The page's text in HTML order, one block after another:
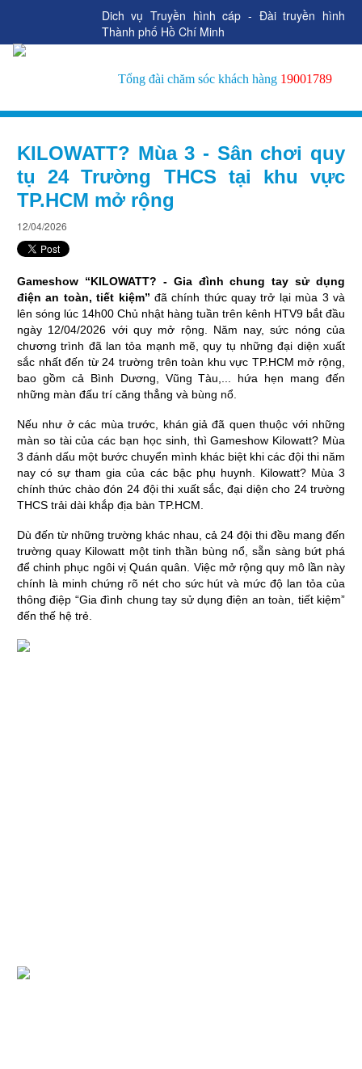
Dich vụ Truyền hình cáp - Đài truyền hình
Thành phố Hồ Chí Minh
Tổng đài chăm sóc khách hàng 19001789
KILOWATT? Mùa 3 - Sân chơi quy
tụ 24 Trường THCS tại khu vực
TP.HCM mở rộng
12/04/2026
Gameshow “KILOWATT? - Gia đình chung tay sử dụng
điện an toàn, tiết kiệm” đã chính thức quay trở lại mùa 3 và
lên sóng lúc 14h00 Chủ nhật hàng tuần trên kênh HTV9 bắt đầu
ngày 12/04/2026 với quy mở rộng. Năm nay, sức nóng của
chương trình đã lan tỏa mạnh mẽ, quy tụ những đại diện xuất
sắc nhất đến từ 24 trường trên toàn khu vực TP.HCM mở rộng,
bao gồm cả Bình Dương, Vũng Tàu,... hứa hẹn mang đến
những màn đấu trí căng thẳng và bùng nổ.
Nếu như ở các mùa trước, khán giả đã quen thuộc với những
màn so tài của các bạn học sinh, thì Gameshow Kilowatt? Mùa
3 đánh dấu một bước chuyển mình khác biệt khi các đội thi năm
nay có sự tham gia của các bậc phụ huynh. Kilowatt? Mùa 3
chính thức chào đón 24 đội thi xuất sắc, đại diện cho 24 trường
THCS trải dài khắp địa bàn TP.HCM.
Dù đến từ những trường khác nhau, cả 24 đội thi đều mang đến
trường quay Kilowatt một tinh thần bùng nổ, sẵn sàng bứt phá
để chinh phục ngôi vị Quán quân. Việc mở rộng quy mô lần này
chính là minh chứng rõ nét cho sức hút và mức độ lan tỏa của
thông điệp “Gia đình chung tay sử dụng điện an toàn, tiết kiệm”
đến thế hệ trẻ.